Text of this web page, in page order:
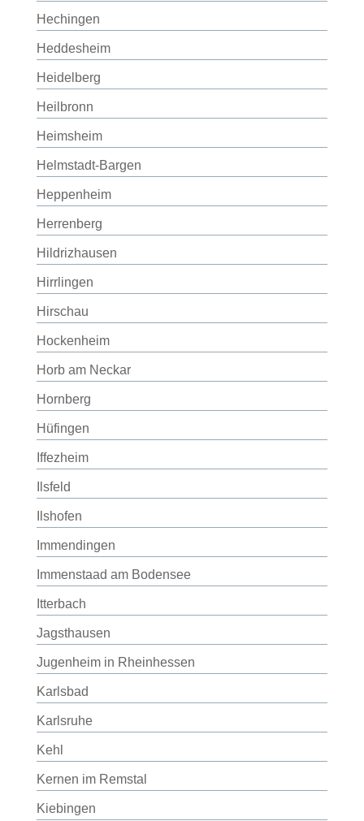
Hechingen
Heddesheim
Heidelberg
Heilbronn
Heimsheim
Helmstadt-Bargen
Heppenheim
Herrenberg
Hildrizhausen
Hirrlingen
Hirschau
Hockenheim
Horb am Neckar
Hornberg
Hüfingen
Iffezheim
Ilsfeld
Ilshofen
Immendingen
Immenstaad am Bodensee
Itterbach
Jagsthausen
Jugenheim in Rheinhessen
Karlsbad
Karlsruhe
Kehl
Kernen im Remstal
Kiebingen